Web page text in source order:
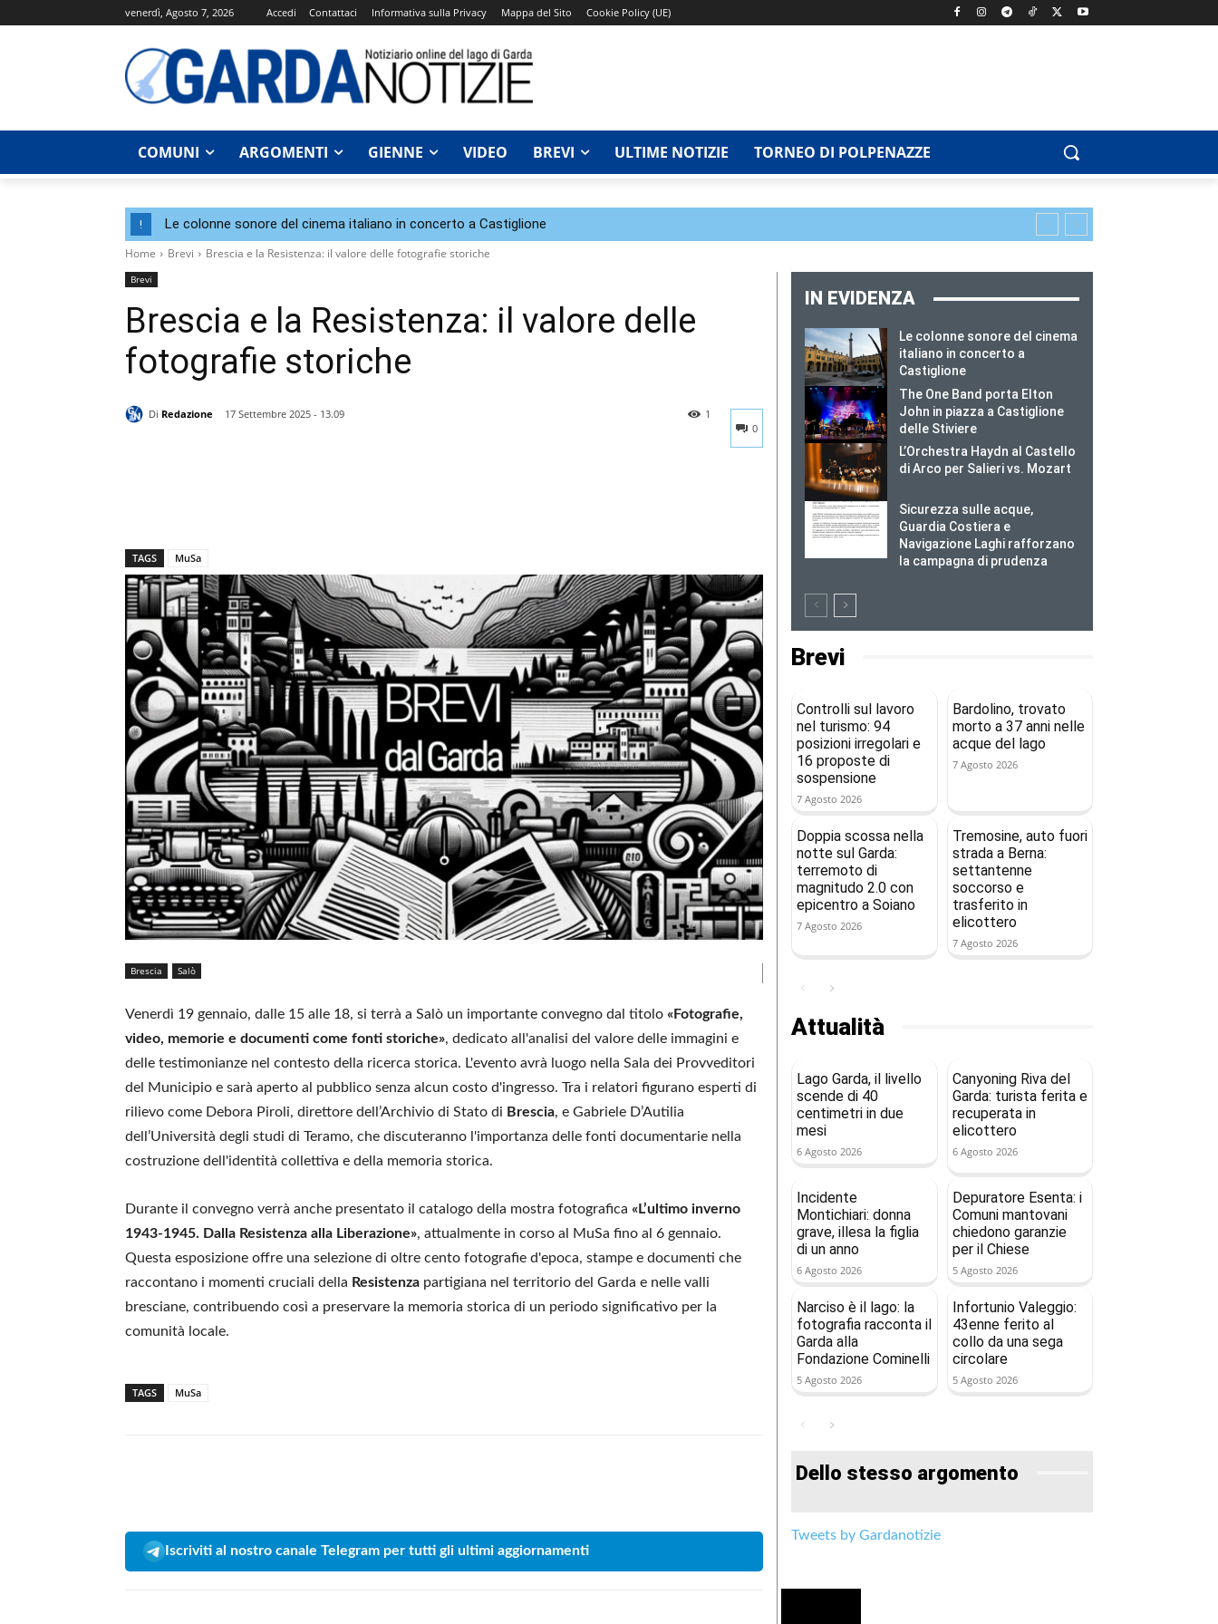
venerdì, Agosto 7, 2026 Accedi Contattaci Informativa sulla Privacy Mappa del Sito Cookie Policy (UE)
COMUNI ARGOMENTI GIENNE VIDEO BREVI ULTIME NOTIZIE TORNEO DI POLPENAZZE
! Le colonne sonore del cinema italiano in concerto a Castiglione
Home Brevi Brescia e la Resistenza: il valore delle fotografie storiche
Brevi
Brescia e la Resistenza: il valore delle
fotografie storiche
Di Redazione
17 Settembre 2025 - 13.09
0
1
TAGS MuSa
Brescia Salò
Venerdì 19 gennaio, dalle 15 alle 18, si terrà a Salò un importante convegno dal titolo «Fotografie,
video, memorie e documenti come fonti storiche», dedicato all'analisi del valore delle immagini e
delle testimonianze nel contesto della ricerca storica. L'evento avrà luogo nella Sala dei Provveditori
del Municipio e sarà aperto al pubblico senza alcun costo d'ingresso. Tra i relatori figurano esperti di
rilievo come Debora Piroli, direttore dell’Archivio di Stato di Brescia, e Gabriele D’Autilia
dell’Università degli studi di Teramo, che discuteranno l'importanza delle fonti documentarie nella
costruzione dell'identità collettiva e della memoria storica.
Durante il convegno verrà anche presentato il catalogo della mostra fotografica «L’ultimo inverno
1943-1945. Dalla Resistenza alla Liberazione», attualmente in corso al MuSa fino al 6 gennaio.
Questa esposizione offre una selezione di oltre cento fotografie d'epoca, stampe e documenti che
raccontano i momenti cruciali della Resistenza partigiana nel territorio del Garda e nelle valli
bresciane, contribuendo così a preservare la memoria storica di un periodo significativo per la
comunità locale.
TAGS MuSa
Iscriviti al nostro canale Telegram per tutti gli ultimi aggiornamenti
IN EVIDENZA
Le colonne sonore del cinema
italiano in concerto a
Castiglione
The One Band porta Elton
John in piazza a Castiglione
delle Stiviere
L’Orchestra Haydn al Castello
di Arco per Salieri vs. Mozart
Sicurezza sulle acque,
Guardia Costiera e
Navigazione Laghi rafforzano
la campagna di prudenza
Brevi
Controlli sul lavoro
nel turismo: 94
posizioni irregolari e
16 proposte di
sospensione
7 Agosto 2026
Bardolino, trovato
morto a 37 anni nelle
acque del lago
7 Agosto 2026
Doppia scossa nella
notte sul Garda:
terremoto di
magnitudo 2.0 con
epicentro a Soiano
7 Agosto 2026
Tremosine, auto fuori
strada a Berna:
settantenne
soccorso e
trasferito in
elicottero
7 Agosto 2026
Attualità
Lago Garda, il livello
scende di 40
centimetri in due
mesi
6 Agosto 2026
Canyoning Riva del
Garda: turista ferita e
recuperata in
elicottero
6 Agosto 2026
Incidente
Montichiari: donna
grave, illesa la figlia
di un anno
6 Agosto 2026
Depuratore Esenta: i
Comuni mantovani
chiedono garanzie
per il Chiese
5 Agosto 2026
Narciso è il lago: la
fotografia racconta il
Garda alla
Fondazione Cominelli
5 Agosto 2026
Infortunio Valeggio:
43enne ferito al
collo da una sega
circolare
5 Agosto 2026
Dello stesso argomento
Tweets by Gardanotizie